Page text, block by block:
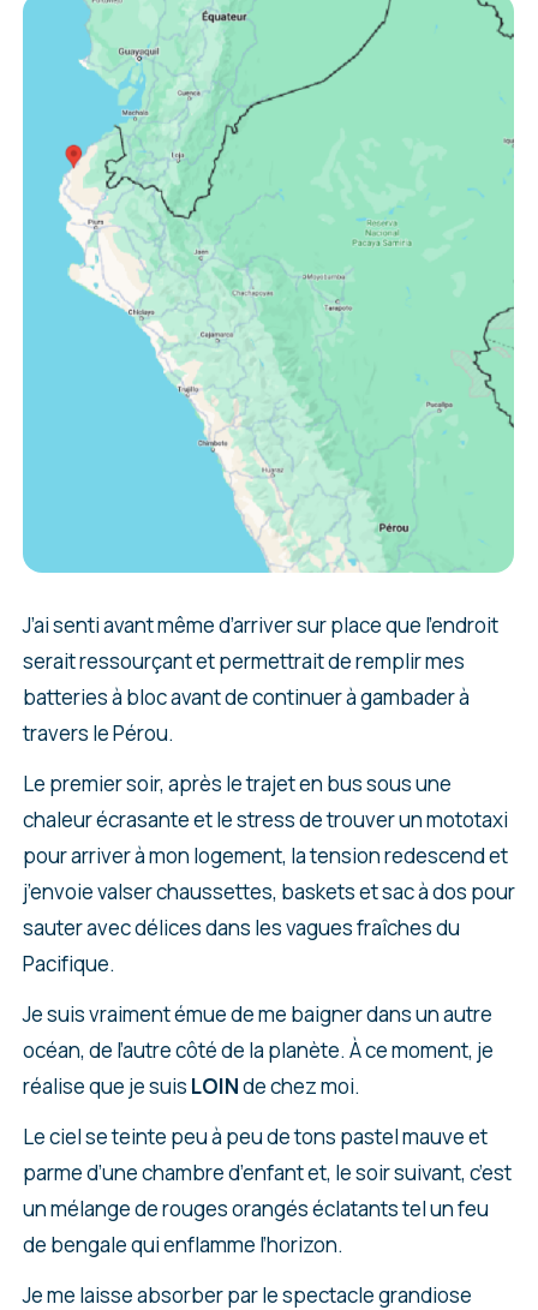
J’ai senti avant même d’arriver sur place que l’endroit
serait ressourçant et permettrait de remplir mes
batteries à bloc avant de continuer à gambader à
travers le Pérou.
Le premier soir, après le trajet en bus sous une
chaleur écrasante et le stress de trouver un mototaxi
pour arriver à mon logement, la tension redescend et
j’envoie valser chaussettes, baskets et sac à dos pour
sauter avec délices dans les vagues fraîches du
Pacifique.
Je suis vraiment émue de me baigner dans un autre
océan, de l’autre côté de la planète. À ce moment, je
réalise que je suis LOINde chez moi.
Le ciel se teinte peu à peu de tons pastel mauve et
parme d’une chambre d’enfant et, le soir suivant, c’est
un mélange de rouges orangés éclatants tel un feu
de bengale qui enflamme l’horizon.
Je me laisse absorber par le spectacle grandiose